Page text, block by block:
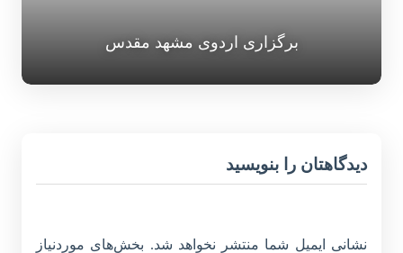
برگزاری اردوی مشهد مقدس
دیدگاهتان را بنویسید
نشانی ایمیل شما منتشر نخواهد شد. بخش‌های موردنیاز